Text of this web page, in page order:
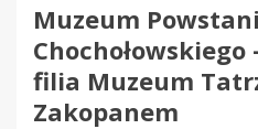
Muzeum
filia Muzeum
Zakopanem